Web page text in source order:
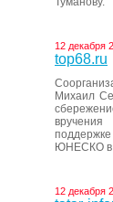
12 декабря
top68.ru
Михаил
ЮНЕСКО в
12 декабря